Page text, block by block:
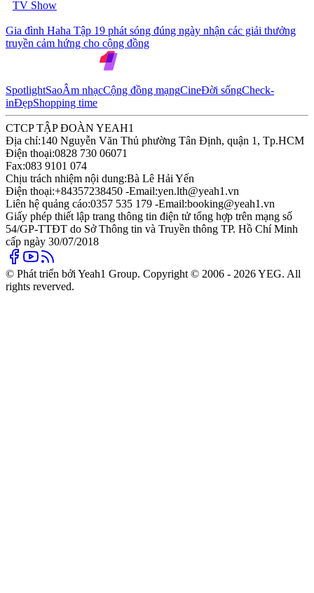
TV Show
Gia đình Haha Tập 19 phát sóng đúng ngày nhận các giải thưởng
truyền cảm hứng cho cộng đồng
SpotlightSaoÂm nhạcCộng đồng mạngCineĐời sốngCheck-
inĐẹpShopping time
CTCP TẬP ĐOÀN YEAH1
Địa chỉ:140 Nguyễn Văn Thủ phường Tân Định, quận 1, Tp.HCM
Điện thoại:0828 730 06071
Fax:083 9101 074
Chịu trách nhiệm nội dung:Bà Lê Hải Yến
Điện thoại:+84357238450 -Email:yen.lth@yeah1.vn
Liên hệ quảng cáo:0357 535 179 -Email:booking@yeah1.vn
Giấy phép thiết lập trang thông tin điện tử tổng hợp trên mạng số
54/GP-TTĐT do Sở Thông tin và Truyền thông TP. Hồ Chí Minh
cấp ngày 30/07/2018
© Phát triển bởi Yeah1 Group. Copyright © 2006 - 2026 YEG. All
rights reverved.